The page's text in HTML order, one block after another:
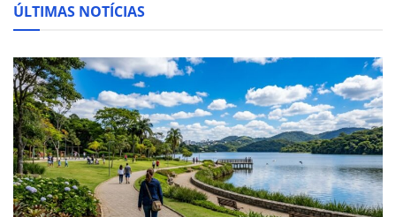
ÚLTIMAS NOTÍCIAS